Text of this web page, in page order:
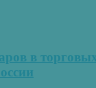
в